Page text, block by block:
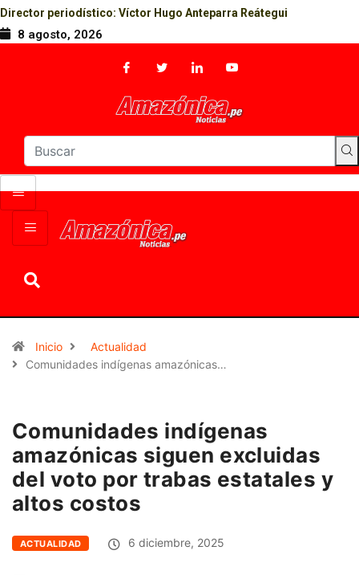
Director periodístico: Víctor Hugo Anteparra Reátegui
8 agosto, 2026
Inicio
Actualidad
Comunidades indígenas amazónicas…
Comunidades indígenas
amazónicas siguen excluidas
del voto por trabas estatales y
altos costos
ACTUALIDAD 6 diciembre, 2025